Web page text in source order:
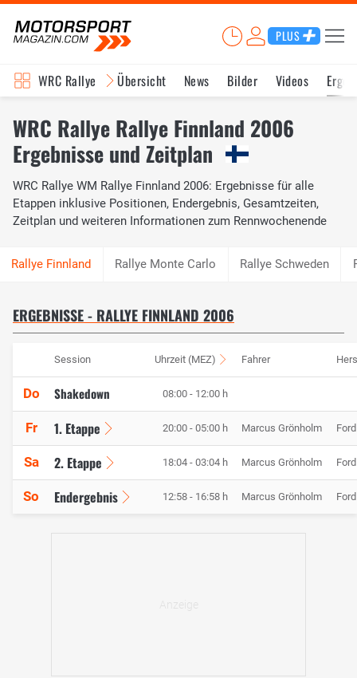
PLUS
WRC Rallye Übersicht News Bilder Videos
WRC Rallye Rallye Finnland 2006
Ergebnisse und Zeitplan
WRC Rallye WM Rallye Finnland 2006: Ergebnisse für alle
Etappen inklusive Positionen, Endergebnis, Gesamtzeiten,
Zeitplan und weiteren Informationen zum Rennwochenende
Rallye Monte Carlo Rallye Schweden
ERGEBNISSE - RALLYE FINNLAND 2006
Session Uhrzeit (MEZ) Fahrer
Do Shakedown 08:00 - 12:00 h
Fr 1. Etappe 20:00 - 05:00 h Marcus Grönholm
Sa 2. Etappe 18:04 - 03:04 h Marcus Grönholm
So Endergebnis 12:58 - 16:58 h Marcus Grönholm